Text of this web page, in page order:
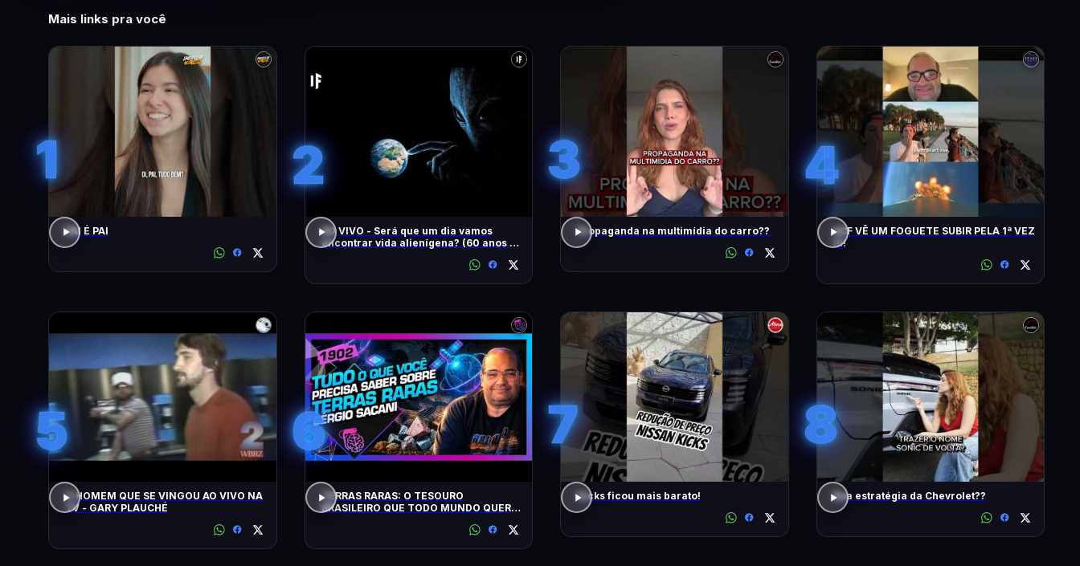
Mais links pra você
1
PAI É PAI
2
AO VIVO - Será que um dia vamos
encontrar vida alienígena? (60 anos de
3
Propaganda na multimídia do carro??
4
ACF VÊ UM FOGUETE SUBIR PELA 1ª VEZ
!!!!
5
O HOMEM QUE SE VINGOU AO VIVO NA
TV - GARY PLAUCHÉ
6
TERRAS RARAS: O TESOURO
BRASILEIRO QUE TODO MUNDO QUER:
7
Kicks ficou mais barato!
8
Boa estratégia da Chevrolet??